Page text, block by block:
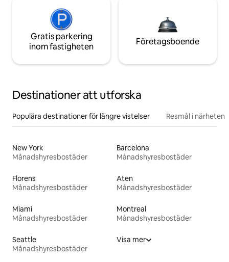
Gratis parkering
inom fastigheten
Företagsboende
Destinationer att utforska
Populära destinationer för längre vistelser Resmål i närheten
New York
Månadshyresbostäder
Barcelona
Månadshyresbostäder
Florens
Månadshyresbostäder
Aten
Månadshyresbostäder
Miami
Månadshyresbostäder
Montreal
Månadshyresbostäder
Seattle
Månadshyresbostäder
Visa mer